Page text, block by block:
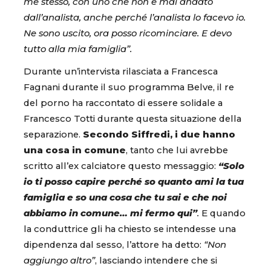
dall’analista, anche perché l’analista lo facevo io.
Ne sono uscito, ora posso ricominciare. E devo
tutto alla mia famiglia”.
Durante un’intervista rilasciata a Francesca
Fagnani durante il suo programma Belve, il re
del porno ha raccontato di essere solidale a
Francesco Totti durante questa situazione della
separazione. Secondo Siffredi, i due hanno
una cosa in comune, tanto che lui avrebbe
scritto all’ex calciatore questo messaggio: “Solo
io ti posso capire perché so quanto ami la tua
famiglia e so una cosa che tu sai e che noi
abbiamo in comune… mi fermo qui”. E quando
la conduttrice gli ha chiesto se intendesse una
dipendenza dal sesso, l’attore ha detto: “Non
aggiungo altro”, lasciando intendere che si